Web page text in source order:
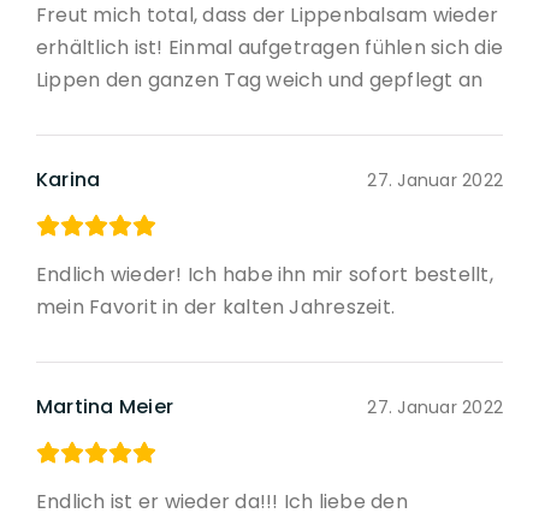
Freut mich total, dass der Lippenbalsam wieder
erhältlich ist! Einmal aufgetragen fühlen sich die
Lippen den ganzen Tag weich und gepflegt an
Karina 27. Januar 2022
Endlich wieder! Ich habe ihn mir sofort bestellt,
mein Favorit in der kalten Jahreszeit.
Martina Meier 27. Januar 2022
Endlich ist er wieder da!!! Ich liebe den